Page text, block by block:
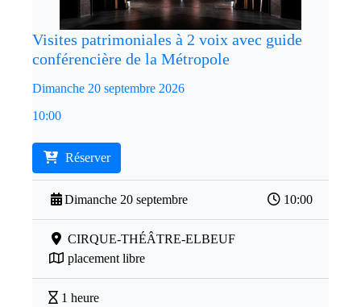
Visites patrimoniales à 2 voix avec guide
conférencière de la Métropole
Dimanche 20 septembre 2026
10:00
Réserver
Dimanche 20 septembre 10:00
CIRQUE-THÉÂTRE-ELBEUF
placement libre
1 heure